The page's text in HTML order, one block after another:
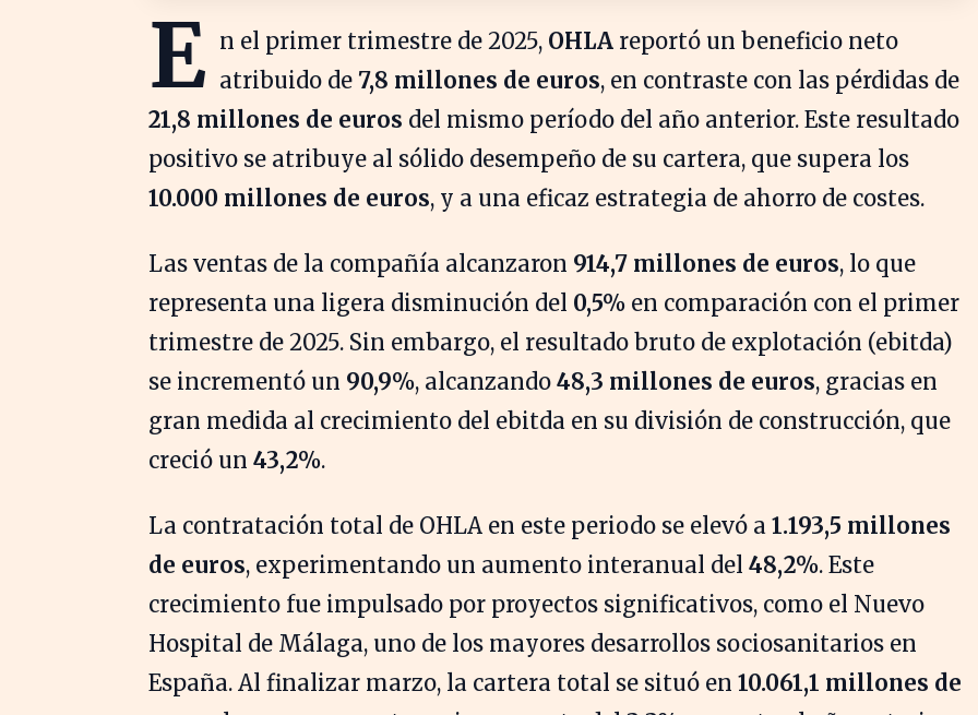
E n el primer trimestre de 2025, OHLA reportó un beneficio neto
atribuido de 7,8 millones de euros, en contraste con las pérdidas de
21,8 millones de euros del mismo período del año anterior. Este resultado
positivo se atribuye al sólido desempeño de su cartera, que supera los
10.000 millones de euros, y a una eficaz estrategia de ahorro de costes.
Las ventas de la compañía alcanzaron 914,7 millones de euros, lo que
representa una ligera disminución del 0,5% en comparación con el primer
trimestre de 2025. Sin embargo, el resultado bruto de explotación (ebitda)
se incrementó un 90,9%, alcanzando 48,3 millones de euros, gracias en
gran medida al crecimiento del ebitda en su división de construcción, que
creció un 43,2%.
La contratación total de OHLA en este periodo se elevó a 1.193,5 millones
de euros, experimentando un aumento interanual del 48,2%. Este
crecimiento fue impulsado por proyectos significativos, como el Nuevo
Hospital de Málaga, uno de los mayores desarrollos sociosanitarios en
España. Al finalizar marzo, la cartera total se situó en 10.061,1 millones de